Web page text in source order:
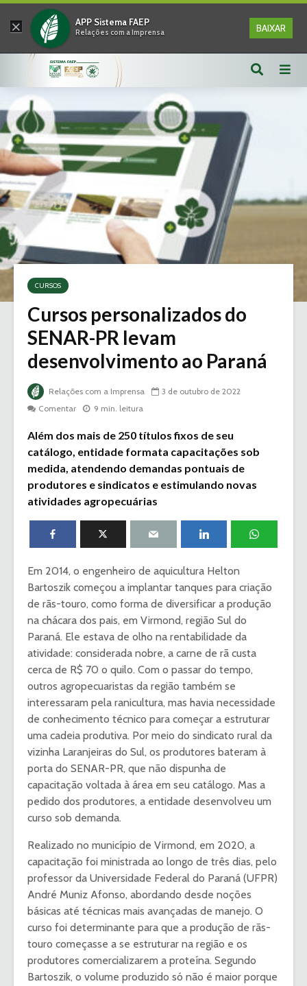
× APP Sistema FAEP
Relações com a Imprensa BAIXAR
CURSOS
Cursos personalizados do
SENAR-PR levam
desenvolvimento ao Paraná
Relações com a Imprensa
3 de outubro de 2022
Comentar
9 min. leitura
Além dos mais de 250 títulos fixos de seu
catálogo, entidade formata capacitações sob
medida, atendendo demandas pontuais de
produtores e sindicatos e estimulando novas
atividades agropecuárias
Em 2014, o engenheiro de aquicultura Helton
Bartoszik começou a implantar tanques para criação
de rãs-touro, como forma de diversificar a produção
na chácara dos pais, em Virmond, região Sul do
Paraná. Ele estava de olho na rentabilidade da
atividade: considerada nobre, a carne de rã custa
cerca de R$ 70 o quilo. Com o passar do tempo,
outros agropecuaristas da região também se
interessaram pela ranicultura, mas havia necessidade
de conhecimento técnico para começar a estruturar
uma cadeia produtiva. Por meio do sindicato rural da
vizinha Laranjeiras do Sul, os produtores bateram à
porta do SENAR-PR, que não dispunha de
capacitação voltada à área em seu catálogo. Mas a
pedido dos produtores, a entidade desenvolveu um
curso sob demanda.
Realizado no município de Virmond, em 2020, a
capacitação foi ministrada ao longo de três dias, pelo
professor da Universidade Federal do Paraná (UFPR)
André Muniz Afonso, abordando desde noções
básicas até técnicas mais avançadas de manejo. O
curso foi determinante para que a produção de rãs-
touro começasse a se estruturar na região e os
produtores comercializarem a proteína. Segundo
Bartoszik, o volume produzido só não é maior porque